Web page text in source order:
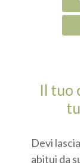
Il tuo
Devi
abitui da